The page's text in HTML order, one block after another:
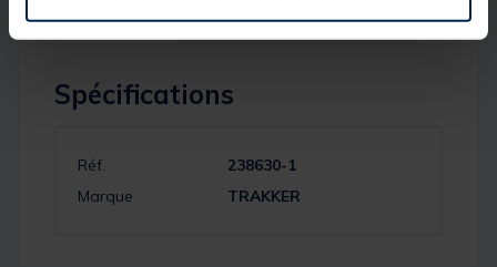
Spécifications
Réf.
238630-1
Marque
TRAKKER